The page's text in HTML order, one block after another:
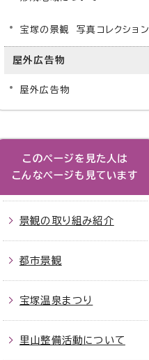
宝塚の景観 写真コレクション
屋外広告物
屋外広告物
このページを見た人は
こんなページも見ています
景観の取り組み紹介
都市景観
宝塚温泉まつり
里山整備活動について